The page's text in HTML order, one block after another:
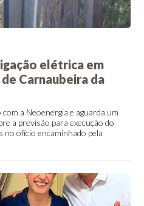
elétrica em
Carnaubeira da
a Neoenergia e aguarda um
a previsão para execução do
ofício encaminhado pela